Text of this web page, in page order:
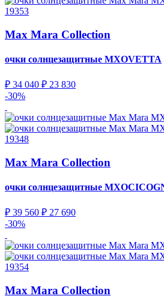
19353
Max Mara Collection
очки солнцезащитные MXOVETTA
₽ 34 040 ₽ 23 830
-30%
19348
Max Mara Collection
очки солнцезащитные
₽ 39 560 ₽ 27 690
-30%
19354
Max Mara Collection